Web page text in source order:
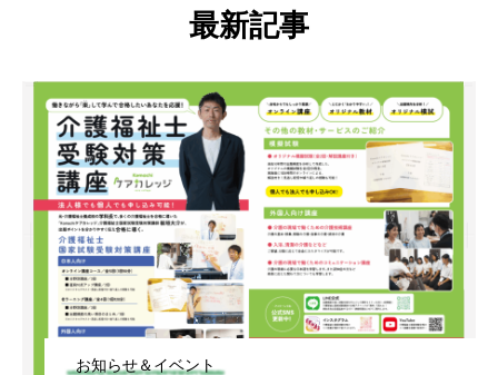
最新記事
お知らせ＆イベント